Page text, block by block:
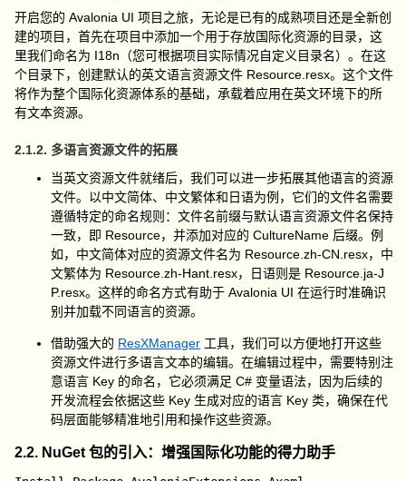
开启您的 Avalonia UI 项目之旅，无论是已有的成熟项目还是全新创
建的项目，首先在项目中添加一个用于存放国际化资源的目录，这
里我们命名为 I18n （您可根据项目实际情况自定义目录名）。在这
个目录下，创建默认的英文语言资源文件 Resource.resx。这个文件
将作为整个国际化资源体系的基础，承载着应用在英文环境下的所
有文本资源。
2.1.2. 多语言资源文件的拓展
当英文资源文件就绪后，我们可以进一步拓展其他语言的资源
文件。以中文简体、中文繁体和日语为例，它们的文件名需要
遵循特定的命名规则：文件名前缀与默认语言资源文件名保持
一致，即 Resource，并添加对应的CultureName 后缀。例
如，中文简体对应的资源文件名为 Resource.zh-CN.resx，中
文繁体为 Resource.zh-Hant.resx，日语则是 Resource.ja-J
P.resx。这样的命名方式有助于 Avalonia UI 在运行时准确识
别并加载不同语言的资源。
借助强大的 ResXManager 工具，我们可以方便地打开这些
资源文件进行多语言文本的编辑。在编辑过程中，需要特别注
意语言 Key 的命名，它必须满足 C# 变量语法，因为后续的
开发流程会依据这些 Key 生成对应的语言 Key 类，确保在代
码层面能够精准地引用和操作这些资源。
2.2. NuGet 包的引入：增强国际化功能的得力助手